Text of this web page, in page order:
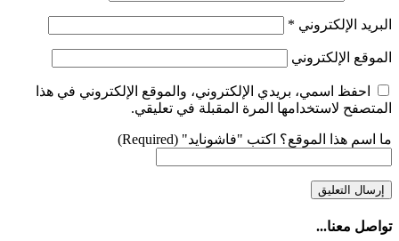
البريد الإلكتروني *
الموقع الإلكتروني
احفظ اسمي، بريدي الإلكتروني، والموقع الإلكتروني في هذا
المتصفح لاستخدامها المرة المقبلة في تعليقي.
ما اسم هذا الموقع؟ اكتب "فاشونايد" (Required)
تواصل معنا...